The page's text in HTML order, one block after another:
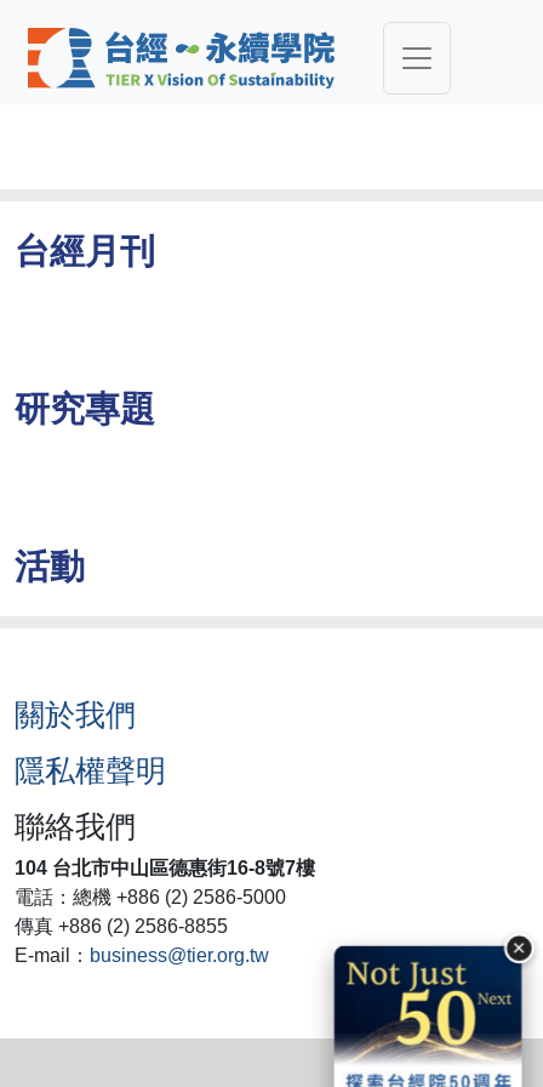
×
台經月刊
研究專題
活動
關於我們
隱私權聲明
聯絡我們
104 台北市中山區德惠街16-8號7樓
電話：總機 +886 (2) 2586-5000
傳真 +886 (2) 2586-8855
E-mail： business@tier.org.tw